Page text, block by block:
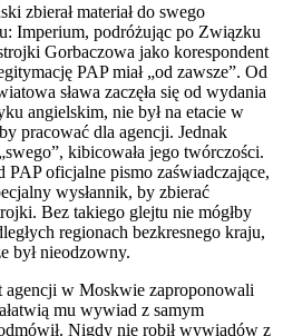
zbierał materiał do swego
Imperium, podróżując po Związku
Gorbaczowa jako korespondent
PAP miał „od zawsze”. Od
sława zaczęła się od wydania
angielskim, nie był na etacie w
pracować dla agencji. Jednak
kibicowała jego twórczości.
PAP oficjalne pismo zaświadczające,
wysłannik, by zbierać
Bez takiego glejtu nie mógłby
regionach bezkresnego kraju,
był nieodzowny.
agencji w Moskwie zaproponowali
mu wywiad z samym
Nigdy nie robił wywiadów z